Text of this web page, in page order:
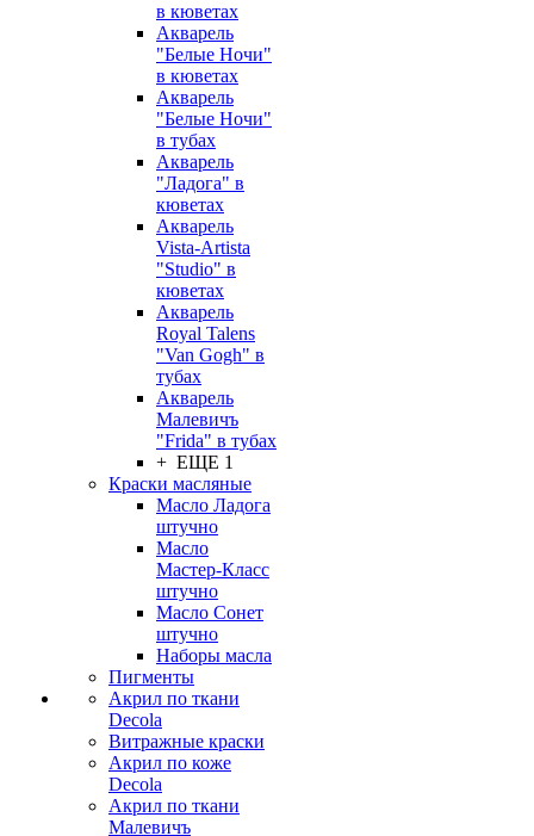
в кюветах
Акварель
"Белые Ночи"
в кюветах
Акварель
"Белые Ночи"
в тубах
Акварель
"Ладога" в
кюветах
Акварель
Vista-Artista
"Studio" в
кюветах
Акварель
Royal Talens
"Van Gogh" в
тубах
Акварель
Малевичъ
"Frida" в тубах
+ ЕЩЕ 1
Краски масляные
Масло Ладога
штучно
Масло
Мастер-Класс
штучно
Масло Сонет
штучно
Наборы масла
Пигменты
Акрил по ткани
Decola
Витражные краски
Акрил по коже
Decola
Акрил по ткани
Малевичъ